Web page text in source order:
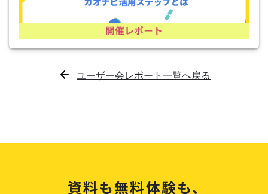
ユーザー会レポート一覧へ戻る
資料も無料体験も、